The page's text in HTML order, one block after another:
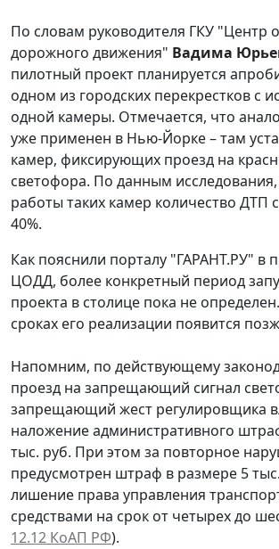
По словам руководителя ГКУ "Центр
дорожного движения" Вадима
пилотный проект планируется
одном из городских перекрестков с
одной камеры. Отмечается, что
уже применен в Нью-Йорке – там
камер, фиксирующих проезд на
светофора. По данным исследования,
работы таких камер количество ДТП
40%.
Как пояснили порталу "ГАРАНТ.РУ" в
ЦОДД, более конкретный период
проекта в столице пока не
сроках его реализации появится
Напомним, по действующему
проезд на запрещающий сигнал
запрещающий жест регулировщика
наложение административного
тыс. руб. При этом за повторное
предусмотрен штраф в размере 5
лишение права управления
средствами на срок от четырех до
12.12 КоАП РФ).